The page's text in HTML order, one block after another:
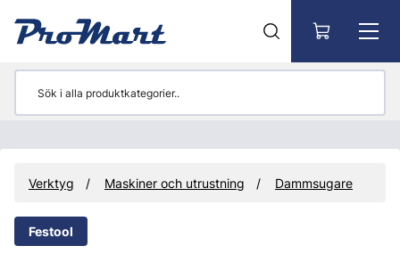
Verktyg Maskiner och utrustning Dammsugare
Festool